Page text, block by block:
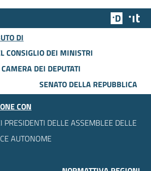
Team
DI
CONSIGLIO DEI MINISTRI
CAMERA DEI DEPUTATI
SENATO DELLA REPUBBLICA
CON
PRESIDENTI DELLE ASSEMBLEE DELLE
AUTONOME